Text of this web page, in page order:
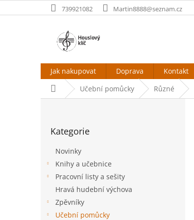
na
739921082 Martin8888@seznam.cz
Jak nakupovat Doprava Kontakt
Domů Učební pomůcky Různé
kategorie
Kategorie
Novinky
Knihy a učebnice
Pracovní listy a sešity
Hravá hudební výchova
Zpěvníky
Učební pomůcky